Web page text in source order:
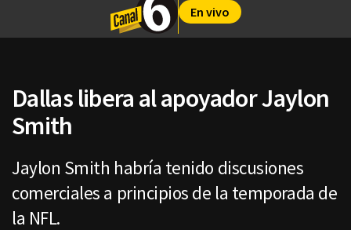
En vivo
Dallas libera al apoyador Jaylon
Smith
Jaylon Smith habría tenido discusiones
comerciales a principios de la temporada de
la NFL.